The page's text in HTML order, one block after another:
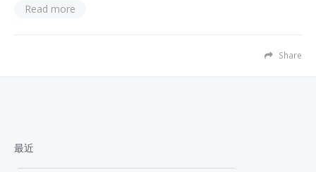
Read more
Share
最近